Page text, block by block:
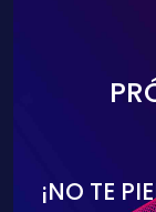
¡NO TE